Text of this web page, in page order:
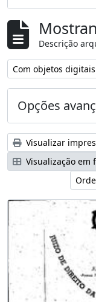
Descrição
Remover filtro:
Com objetos digitais
Opções
Visualizar
Visualização em